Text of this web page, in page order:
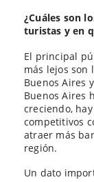
¿Cuáles son
turistas y en
El principal
más lejos son
Buenos Aires
Buenos Aires
creciendo,
competitivos
atraer más
región.
Un dato